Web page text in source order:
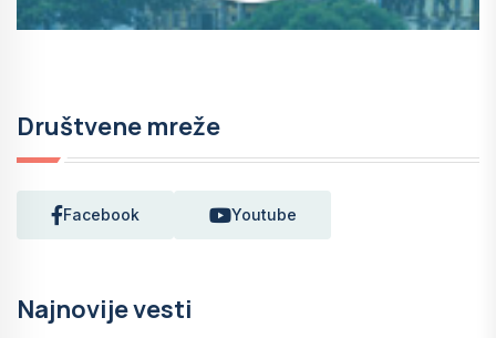
Društvene mreže
Facebook Youtube
Najnovije vesti